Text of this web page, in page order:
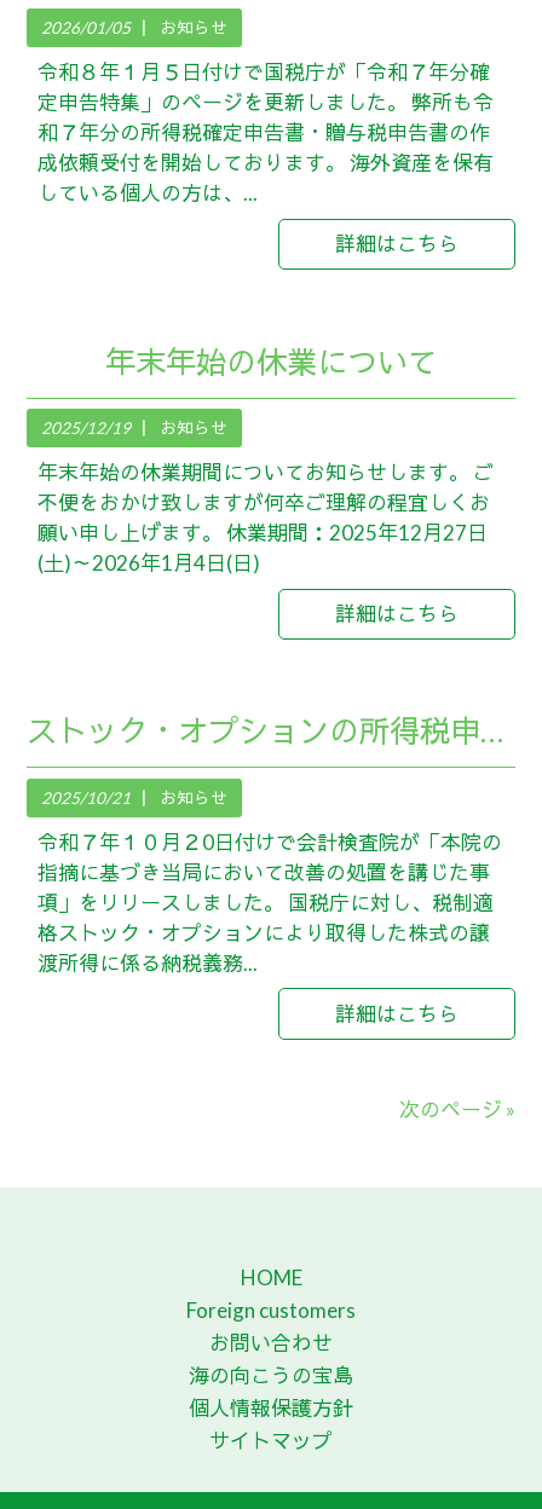
2026/01/05 お知らせ
令和８年１月５日付けで国税庁が「令和７年分確
定申告特集」のページを更新しました。 弊所も令
和７年分の所得税確定申告書・贈与税申告書の作
成依頼受付を開始しております。 海外資産を保有
している個人の方は、...
詳細はこちら
年末年始の休業について
2025/12/19 お知らせ
年末年始の休業期間についてお知らせします。 ご
不便をおかけ致しますが何卒ご理解の程宜しくお
願い申し上げます。 休業期間：2025年12月27日
(土)～2026年1月4日(日)
詳細はこちら
ストック・オプションの所得税申告について
2025/10/21 お知らせ
令和７年１０月２0日付けで会計検査院が「本院の
指摘に基づき当局において改善の処置を講じた事
項」をリリースしました。 国税庁に対し、税制適
格ストック・オプションにより取得した株式の譲
渡所得に係る納税義務...
詳細はこちら
次のページ »
HOME
Foreign customers
お問い合わせ
海の向こうの宝島
個人情報保護方針
サイトマップ